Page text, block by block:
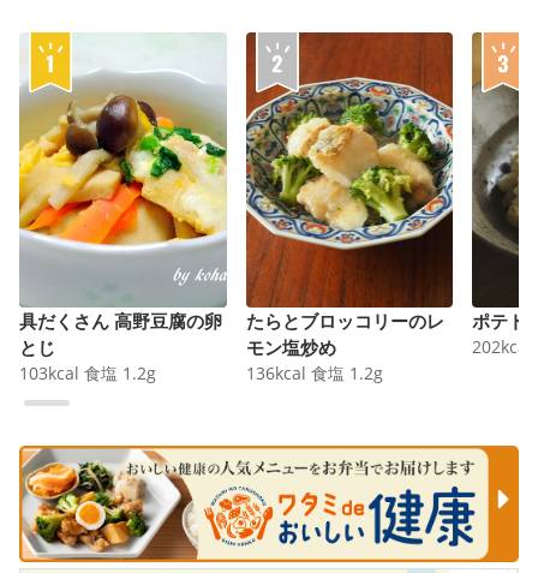
具だくさん 高野豆腐の卵
とじ
103kcal 食塩 1.2g
たらとブロッコリーのレ
モン塩炒め
136kcal 食塩 1.2g
ポテト
202kcal